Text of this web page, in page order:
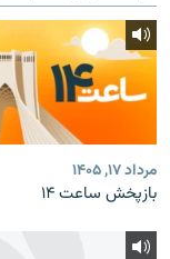
مرداد ۱۷, ۱۴۰۵
بازپخش ساعت ۱۴